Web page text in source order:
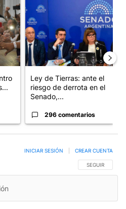
Ley de Tierras: ante el
riesgo de derrota en el
Senado,...
296 comentarios
SIGA ESTA
SEGUIR
INICIAR SESIÓN CREAR CUENTA